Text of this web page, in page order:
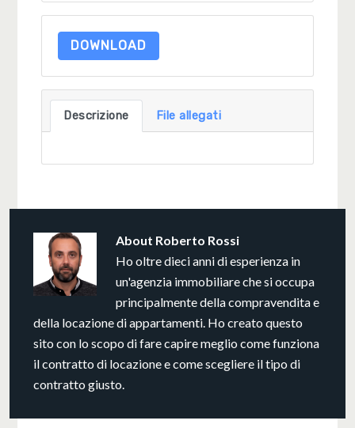
DOWNLOAD
Descrizione File allegati
About Roberto Rossi
Ho oltre dieci anni di esperienza in
un'agenzia immobiliare che si occupa
principalmente della compravendita e
della locazione di appartamenti. Ho creato questo
sito con lo scopo di fare capire meglio come funziona
il contratto di locazione e come scegliere il tipo di
contratto giusto.